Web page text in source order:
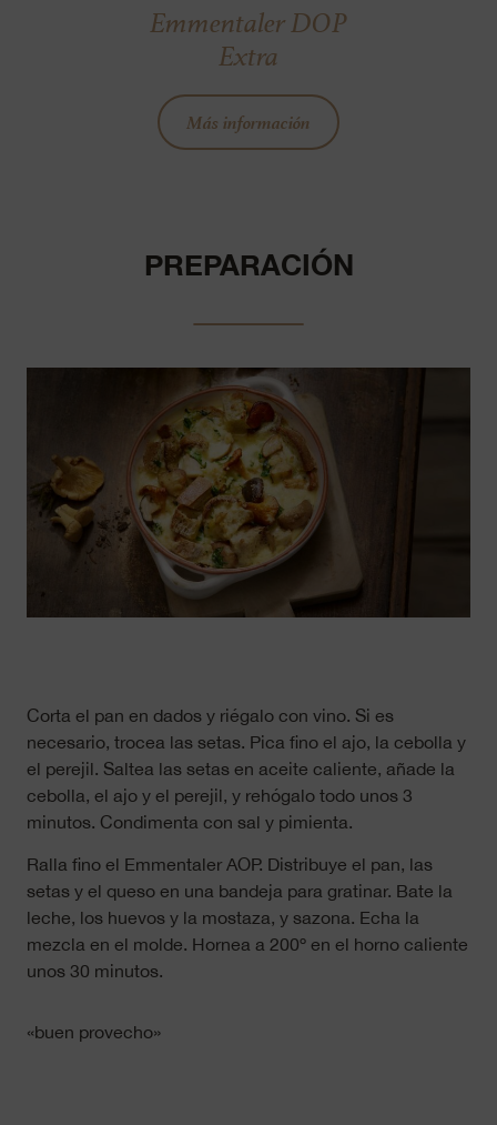
Emmentaler DOP
Extra
Más información
PREPARACIÓN
Corta el pan en dados y riégalo con vino. Si es
necesario, trocea las setas. Pica fino el ajo, la cebolla y
el perejil. Saltea las setas en aceite caliente, añade la
cebolla, el ajo y el perejil, y rehógalo todo unos 3
minutos. Condimenta con sal y pimienta.
Ralla fino el Emmentaler AOP. Distribuye el pan, las
setas y el queso en una bandeja para gratinar. Bate la
leche, los huevos y la mostaza, y sazona. Echa la
mezcla en el molde. Hornea a 200º en el horno caliente
unos 30 minutos.
«buen provecho»